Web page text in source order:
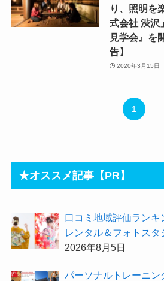
り、照明を
式会社 渋沢
見学会』を
告】
2020年3月15日
1
★オススメ記事【PR】
⼝コミ地域評価ラン
レンタル＆フォトスタ
ス」がお得な『2026年
2026年8月5日
パーソナルトレーニ